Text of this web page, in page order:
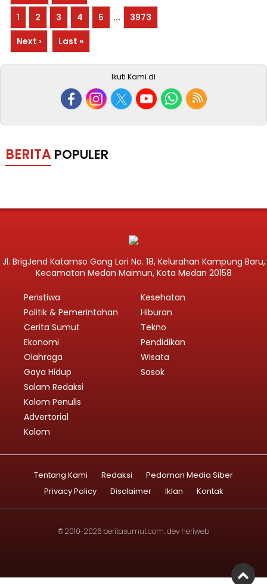
1
2 3 4 5 ...
3973
Next ›
Last »
Ikuti Kami di
BERITA POPULER
Jl. BrigJend Katamso Gang Lori No. 18, Kelurahan Kampung Baru,
Kecamatan Medan Maimun, Kota Medan 20158
Peristiwa
Politik & Pemerintahan
Cerita Sumut
Ekonomi
Olahraga
Gaya Hidup
Kesehatan
Hiburan
Tekno
Pendidikan
Wisata
Sosok
Salam Redaksi
Kolom Penulis
Advertorial
Kolom
Tentang Kami Redaksi
Pedoman Media Siber
Privacy Policy
Disclaimer Iklan Kontak
© 2010-2026 beritasumut.com. dev heriweb